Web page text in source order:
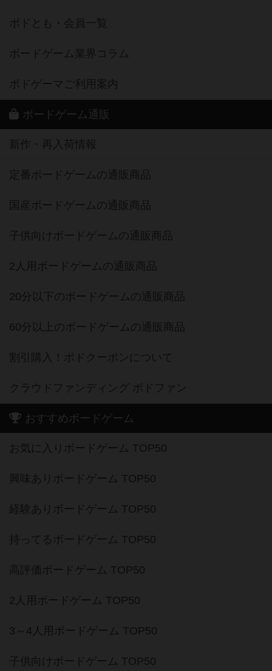
ボドとも・会員一覧
ボードゲーム業界コラム
ボドゲーマご利用案内
ボードゲーム通販
新作・再入荷情報
定番ボードゲームの通販商品
国産ボードゲームの通販商品
子供向けボードゲームの通販商品
2人用ボードゲームの通販商品
20分以下のボードゲームの通販商品
60分以上のボードゲームの通販商品
割引購入！ボドクーポンについて
クラウドファンディング ボドファン
おすすめボードゲーム
お気に入りボードゲーム TOP50
興味ありボードゲーム TOP50
経験ありボードゲーム TOP50
持ってるボードゲーム TOP50
高評価ボードゲーム TOP50
2人用ボードゲーム TOP50
3～4人用ボードゲーム TOP50
子供向けボードゲーム TOP50